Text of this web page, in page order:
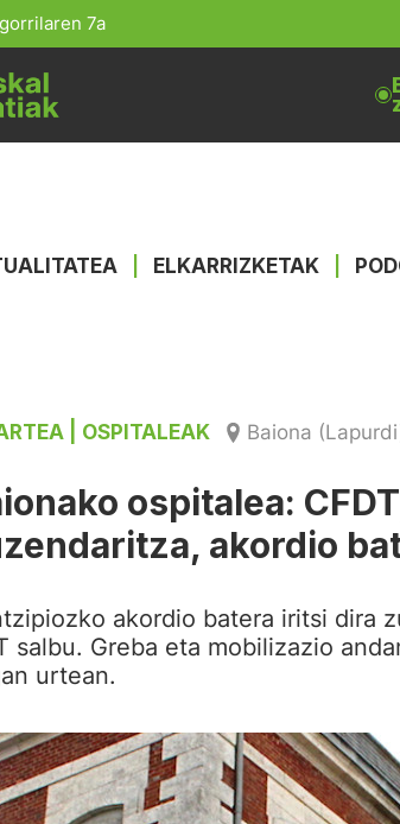
7a
ELKARRIZKETAK
| OSPITALEAK Baiona
ospitalea:
akordio
akordio batera iritsi dira
salbu. Greba eta mobilizazio
urtean.